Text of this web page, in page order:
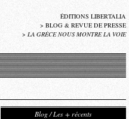
ÉDITIONS LIBERTALIA
> BLOG & REVUE DE PRESSE
> LA GRÈCE NOUS MONTRE LA VOIE
Blog / Les + récents